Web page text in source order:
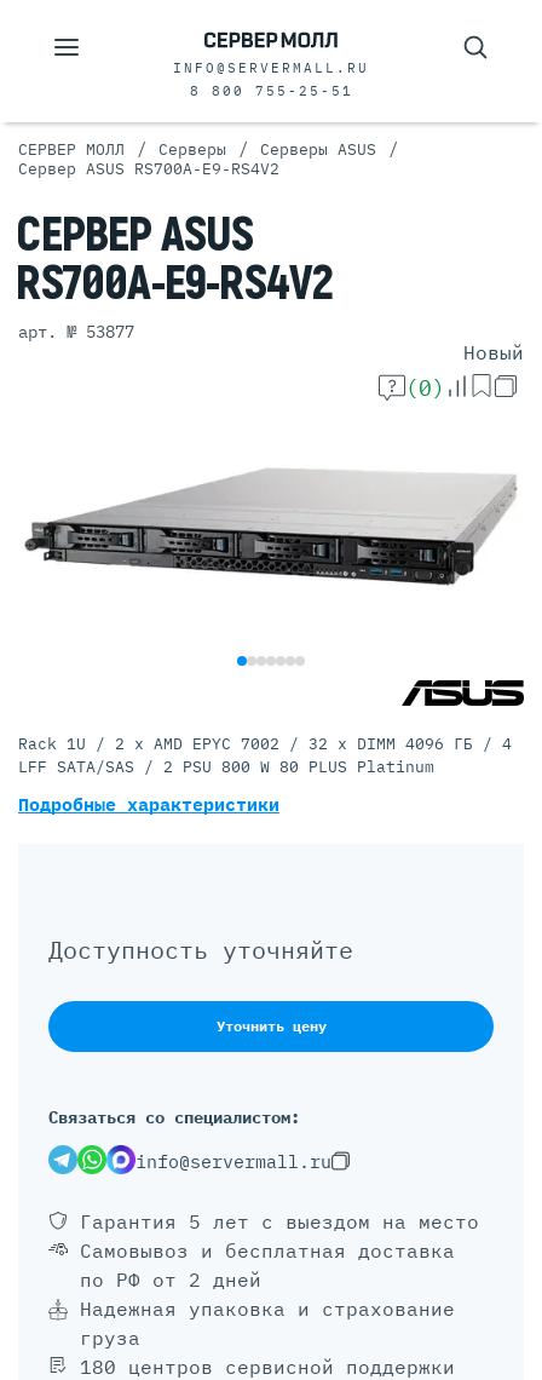
INFO@SERVERMALL.RU
8 800 755-25-51
СЕРВЕР МОЛЛ / Серверы / Серверы ASUS /
Сервер ASUS RS700A-E9-RS4V2
СЕРВЕРASUS
RS700A-E9-RS4V2
арт. № 53877
Новый
(0)
Доступность уточняйте
Уточнить цену
Связаться со специалистом:
info@servermall.ru
Гарантия 5 лет с выездом на место
Самовывоз и бесплатная доставка
по РФ от 2 дней
Надежная упаковка и страхование
груза
180 центров сервисной поддержки
Rack 1U / 2 x AMD EPYC 7002 / 32 x DIMM 4096 ГБ / 4
LFF SATA/SAS / 2 PSU 800 W 80 PLUS Platinum
Подробные характеристики